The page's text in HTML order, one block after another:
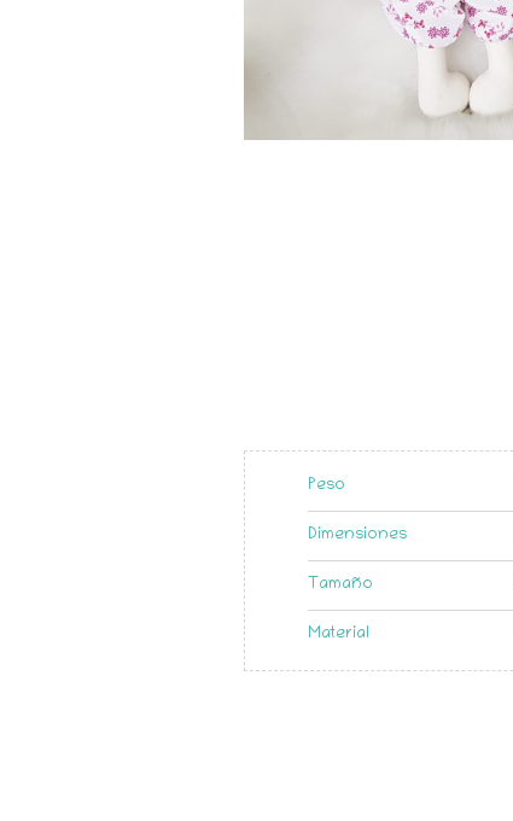
Peso
Dimensiones
Tamaño
Material